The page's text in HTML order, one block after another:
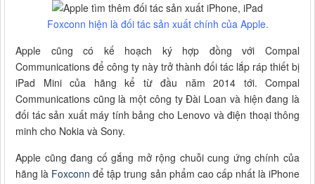
Foxconn hiện là đối tác sản xuất chính của Apple.
Apple cũng có kế hoạch ký hợp đồng với Compal
Communications để công ty này trở thành đối tác lắp ráp thiết bị
iPad Mini của hãng kể từ đầu năm 2014 tới. Compal
Communications cũng là một công ty Đài Loan và hiện đang là
đối tác sản xuất máy tính bảng cho Lenovo và điện thoại thông
minh cho Nokia và Sony.
Apple cũng đang cố gắng mở rộng chuỗi cung ứng chính của
hãng là Foxconn để tập trung sản phẩm cao cấp nhất là iPhone